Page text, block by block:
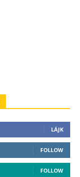
LÁJK
FOLLOW
FOLLOW